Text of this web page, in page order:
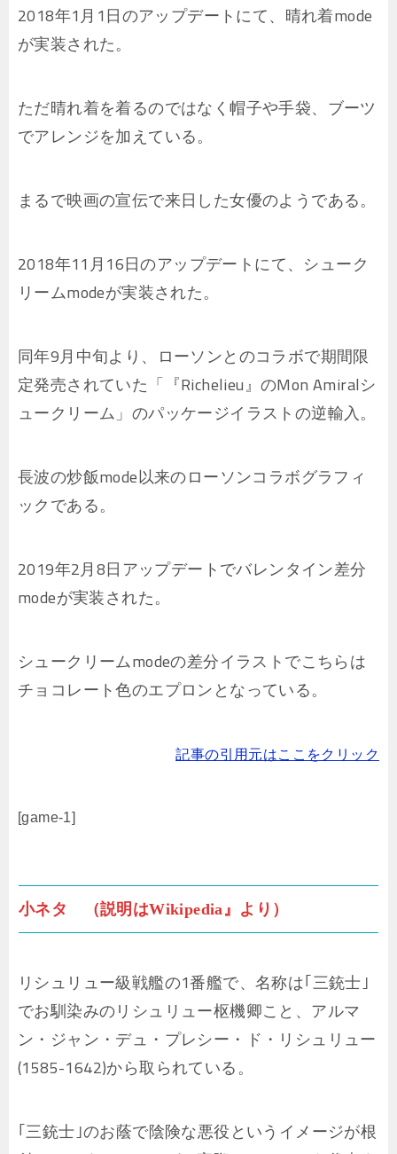
2018年1月1日のアップデートにて、晴れ着mode
が実装された。
ただ晴れ着を着るのではなく帽子や手袋、ブーツ
でアレンジを加えている。
まるで映画の宣伝で来日した女優のようである。
2018年11月16日のアップデートにて、シューク
リームmodeが実装された。
同年9月中旬より、ローソンとのコラボで期間限
定発売されていた「『Richelieu』のMon Amiralシ
ュークリーム」のパッケージイラストの逆輸入。
長波の炒飯mode以来のローソンコラボグラフィ
ックである。
2019年2月8日アップデートでバレンタイン差分
modeが実装された。
シュークリームmodeの差分イラストでこちらは
チョコレート色のエプロンとなっている。
記事の引用元はここをクリック
[game-1]
小ネタ （説明はWikipedia』より）
リシュリュー級戦艦の1番艦で、名称は｢三銃士｣
でお馴染みのリシュリュー枢機卿こと、アルマ
ン・ジャン・デュ・プレシー・ド・リシュリュー
(1585-1642)から取られている。
｢三銃士｣のお蔭で陰険な悪役というイメージが根